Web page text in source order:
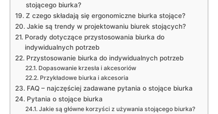
stojącego ​biurka?
Z czego składają ‍się ergonomiczne ‌biurka stojące?
Jakie są trendy ⁣w projektowaniu biurek stojących?
Porady dotyczące przystosowania‍ biurka do
indywidualnych potrzeb
Przystosowanie biurka do⁤ indywidualnych ‍potrzeb
Dopasowanie krzesła i akcesoriów
Przykładowe biurka i akcesoria
FAQ – najczęściej⁢ zadawane pytania o stojące‌ biurka
Pytania o stojące biurka
Jakie są główne korzyści z używania stojącego biurka?